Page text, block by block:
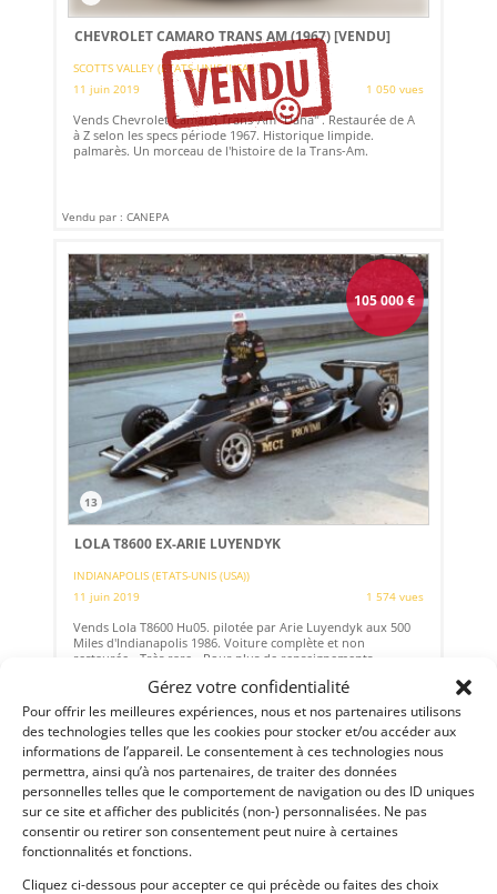
Gérez votre confidentialité
Pour offrir les meilleures expériences, nous et nos partenaires utilisons
des technologies telles que les cookies pour stocker et/ou accéder aux
informations de l’appareil. Le consentement à ces technologies nous
permettra, ainsi qu’à nos partenaires, de traiter des données
personnelles telles que le comportement de navigation ou des ID uniques
sur ce site et afficher des publicités (non-) personnalisées. Ne pas
consentir ou retirer son consentement peut nuire à certaines
fonctionnalités et fonctions.
Cliquez ci-dessous pour accepter ce qui précède ou faites des choix
CHEVROLET CAMARO TRANS AM (1967)[VENDU]
SCOTTS VALLEY (ETATS-UNIS (USA))
11 juin 2019
1 050 vues
Vends Chevrolet Camaro Trans-Am "Dana" . Restaurée de A
à Z selon les specs période 1967. Historique limpide.
palmarès. Un morceau de l'histoire de la Trans-Am.
Vendu par : CANEPA
105 000€
13
LOLA T8600 EX-ARIE LUYENDYK
INDIANAPOLIS (ETATS-UNIS (USA))
11 juin 2019
1 574 vues
Vends Lola T8600 Hu05. pilotée par Arie Luyendyk aux 500
Miles d'Indianapolis 1986. Voiture complète et non
restaurée - Très rare - Pour plus de renseignements,
Vendu par : Indy Competition Services